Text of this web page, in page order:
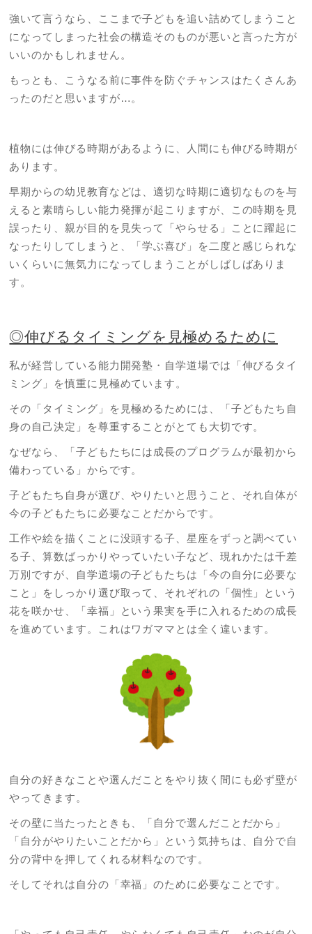
強いて言うなら、ここまで子どもを追い詰めてしまうこと
になってしまった社会の構造そのものが悪いと言った方が
いいのかもしれません。
もっとも、こうなる前に事件を防ぐチャンスはたくさんあ
ったのだと思いますが…。
植物には伸びる時期があるように、人間にも伸びる時期が
あります。
早期からの幼児教育などは、適切な時期に適切なものを与
えると素晴らしい能力発揮が起こりますが、この時期を見
誤ったり、親が目的を見失って「やらせる」ことに躍起に
なったりしてしまうと、「学ぶ喜び」を二度と感じられな
いくらいに無気力になってしまうことがしばしばありま
す。
◎伸びるタイミングを見極めるために
私が経営している能力開発塾・自学道場では「伸びるタイ
ミング」を慎重に見極めています。
その「タイミング」を見極めるためには、「子どもたち自
身の自己決定」を尊重することがとても大切です。
なぜなら、「子どもたちには成長のプログラムが最初から
備わっている」からです。
子どもたち自身が選び、やりたいと思うこと、それ自体が
今の子どもたちに必要なことだからです。
工作や絵を描くことに没頭する子、星座をずっと調べてい
る子、算数ばっかりやっていたい子など、現れかたは千差
万別ですが、自学道場の子どもたちは「今の自分に必要な
こと」をしっかり選び取って、それぞれの「個性」という
花を咲かせ、「幸福」という果実を手に入れるための成長
を進めています。これはワガママとは全く違います。
自分の好きなことや選んだことをやり抜く間にも必ず壁が
やってきます。
その壁に当たったときも、「自分で選んだことだから」
「自分がやりたいことだから」という気持ちは、自分で自
分の背中を押してくれる材料なのです。
そしてそれは自分の「幸福」のために必要なことです。